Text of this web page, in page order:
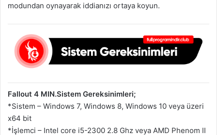
modundan oynayarak iddianızı ortaya koyun.
Fallout 4 MIN.Sistem Gereksinimleri;
*Sistem – Windows 7, Windows 8, Windows 10 veya üzeri
x64 bit
*İşlemci – Intel core i5-2300 2.8 Ghz veya AMD Phenom II